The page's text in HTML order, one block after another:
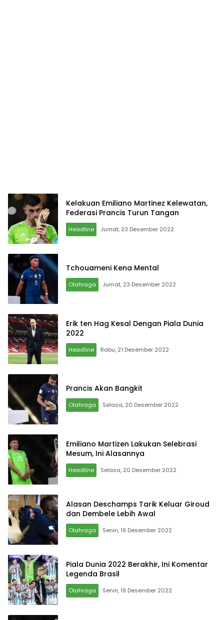
Kelakuan Emiliano Martinez Kelewatan,
Federasi Prancis Turun Tangan
Headline Jumat, 23 Desember 2022
Tchouameni Kena Mental
Olahraga Jumat, 23 Desember 2022
Erik ten Hag Kesal Dengan Piala Dunia
2022
Headline Rabu, 21 Desember 2022
Prancis Akan Bangkit
Olahraga Selasa, 20 Desember 2022
Emiliano Martizen Lakukan Selebrasi
Mesum, Ini Alasannya
Headline Selasa, 20 Desember 2022
Alasan Deschamps Tarik Keluar Giroud
dan Dembele Lebih Awal
Olahraga Senin, 19 Desember 2022
Piala Dunia 2022 Berakhir, Ini Komentar
Legenda Brasil
Olahraga Senin, 19 Desember 2022